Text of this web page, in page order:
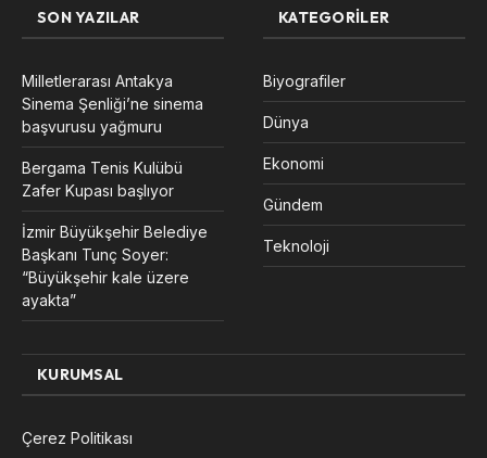
SON YAZILAR
Milletlerarası Antakya
Sinema Şenliği’ne sinema
başvurusu yağmuru
Bergama Tenis Kulübü
Zafer Kupası başlıyor
İzmir Büyükşehir Belediye
Başkanı Tunç Soyer:
“Büyükşehir kale üzere
ayakta”
KATEGORILER
Biyografiler
Dünya
Ekonomi
Gündem
Teknoloji
KURUMSAL
Çerez Politikası